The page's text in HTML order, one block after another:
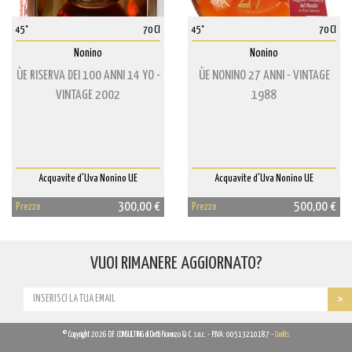
45° 70 Cl
Nonino
ÙE RISERVA DEI 100 ANNI 14 YO -
VINTAGE 2002
Acquavite d'Uva Nonino UE
Prezzo 300,00 €
45° 70 Cl
Nonino
ÙE NONINO 27 ANNI - VINTAGE
1988
Acquavite d'Uva Nonino UE
Prezzo 500,00 €
VUOI RIMANERE AGGIORNATO?
© Copyright 2026 D.F. CONSULTING di Detti Fiorenzo & C. s.n.c. - P.IVA: 00513210187 - Credits